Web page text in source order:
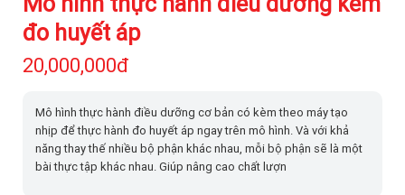
đo huyết áp
20,000,000đ
Mô hình thực hành điều dưỡng cơ bản có kèm theo máy tạo
nhịp để thực hành đo huyết áp ngay trên mô hình. Và với khả
năng thay thế nhiều bộ phận khác nhau, mỗi bộ phận sẽ là một
bài thực tập khác nhau. Giúp nâng cao chất lượn